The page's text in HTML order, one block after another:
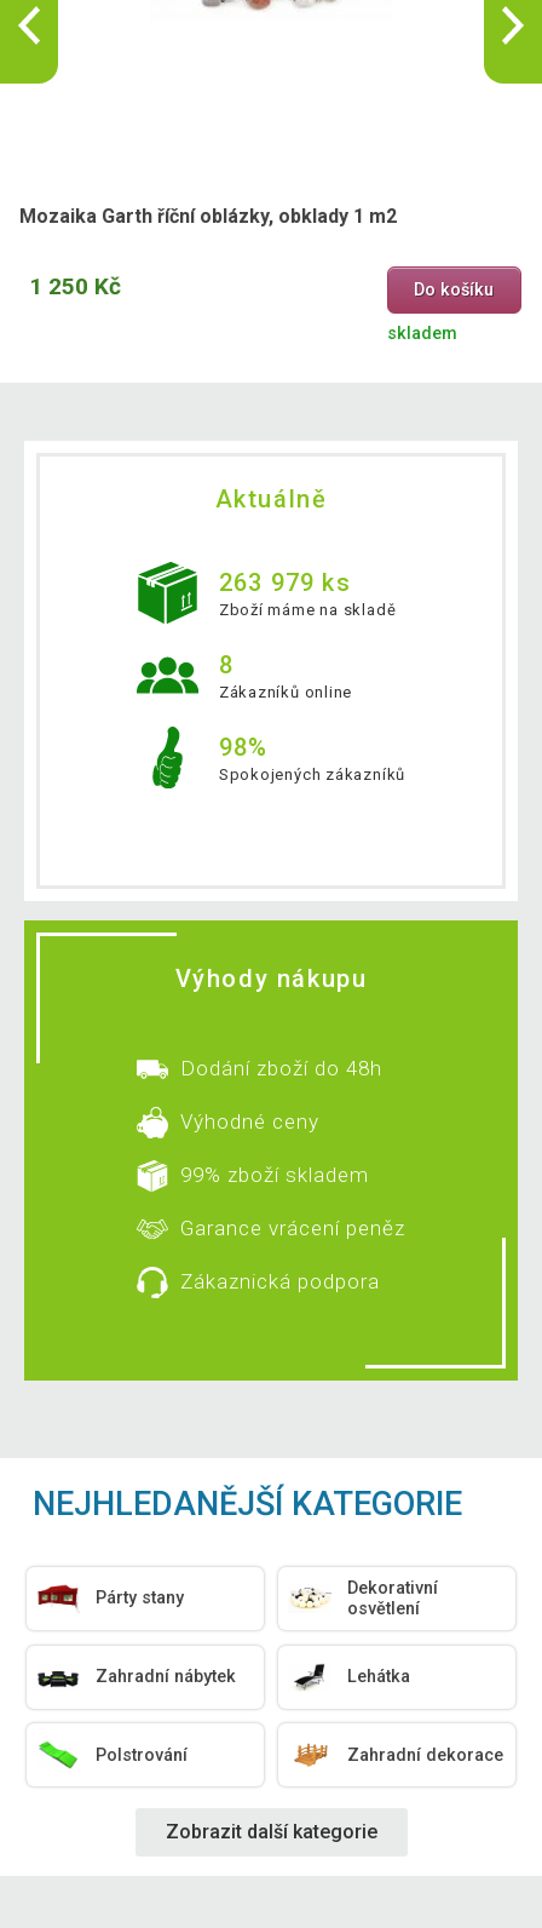
Mozaika Garth říční oblázky, obklady 1 m2
1 250 Kč Do košíku
skladem
Aktuálně
263 979 ks
Zboží máme na skladě
8
Zákazníků online
98%
Spokojených zákazníků
Výhody nákupu
Dodání zboží do 48h
Výhodné ceny
99% zboží skladem
Garance vrácení peněz
Zákaznická podpora
NEJHLEDANĚJŠÍ KATEGORIE
Párty stany
Dekorativní
osvětlení
Zahradní nábytek Lehátka
Polstrování Zahradní dekorace
Zobrazit další kategorie